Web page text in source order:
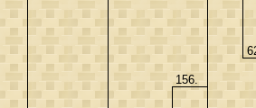
156.